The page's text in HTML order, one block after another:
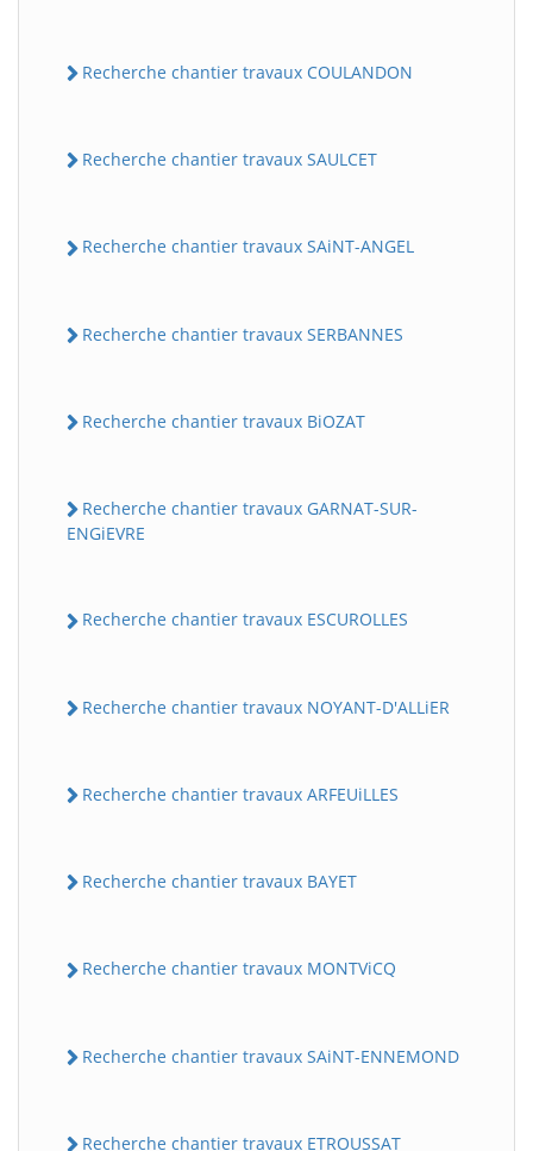
Recherche chantier travaux COULANDON
Recherche chantier travaux SAULCET
Recherche chantier travaux SAiNT-ANGEL
Recherche chantier travaux SERBANNES
Recherche chantier travaux BiOZAT
Recherche chantier travaux GARNAT-SUR-
ENGiEVRE
Recherche chantier travaux ESCUROLLES
Recherche chantier travaux NOYANT-D'ALLiER
Recherche chantier travaux ARFEUiLLES
Recherche chantier travaux BAYET
Recherche chantier travaux MONTViCQ
Recherche chantier travaux SAiNT-ENNEMOND
Recherche chantier travaux ETROUSSAT
BatiWebPro